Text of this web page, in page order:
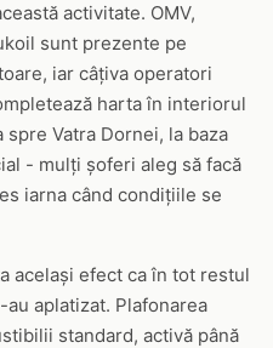
activitate. OMV,
sunt prezente pe
iar câțiva operatori
harta în interiorul
Vatra Dornei, la baza
- mulți șoferi aleg să facă
iarna când condițiile se
același efect ca în tot restul
aplatizat. Plafonarea
standard, activă până